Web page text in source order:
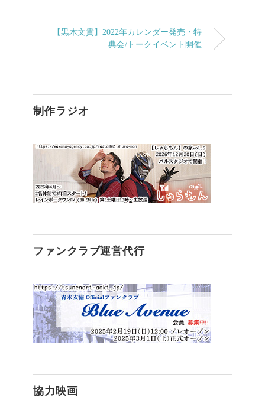
【黒木文貴】2022年カレンダー発売・特
典会/トークイベント開催
制作ラジオ
ファンクラブ運営代行
協力映画